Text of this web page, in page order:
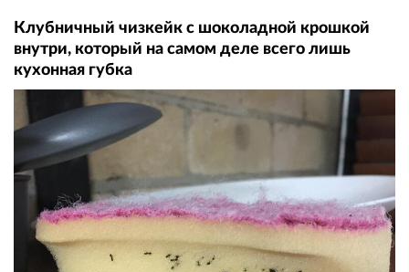
Клубничный чизкейк с шоколадной крошкой
внутри, который на самом деле всего лишь
кухонная губка